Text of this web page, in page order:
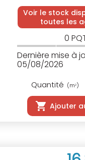
Voir le stock
toutes les
0
Dernière mise à
05/08/2026
Quantité (m2)
Ajouter